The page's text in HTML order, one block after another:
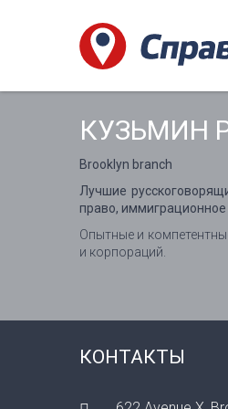
КУЗЬМИН
Brooklyn branch
Лучшие
право, иммиграционное
Опытные и
и корпораций.
КОНТАКТЫ